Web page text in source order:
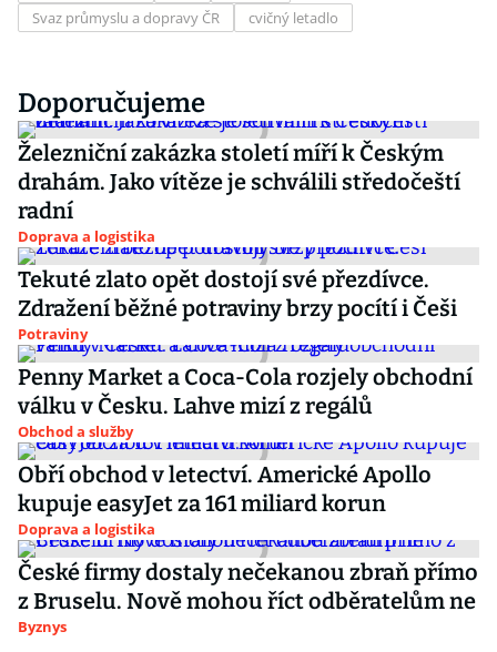
Svaz průmyslu a dopravy ČR
cvičný letadlo
Doporučujeme
Železniční zakázka století míří k Českým
drahám. Jako vítěze je schválili středočeští
radní
Doprava a logistika
Tekuté zlato opět dostojí své přezdívce.
Zdražení běžné potraviny brzy pocítí i Češi
Potraviny
Penny Market a Coca-Cola rozjely obchodní
válku v Česku. Lahve mizí z regálů
Obchod a služby
Obří obchod v letectví. Americké Apollo
kupuje easyJet za 161 miliard korun
Doprava a logistika
České firmy dostaly nečekanou zbraň přímo
z Bruselu. Nově mohou říct odběratelům ne
Byznys